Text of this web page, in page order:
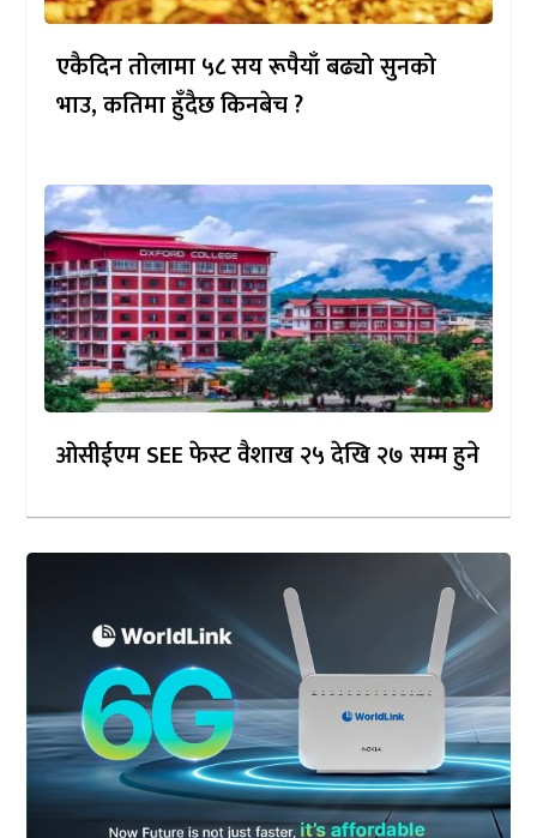
एकैदिन तोलामा ५८ सय रूपैयाँ बढ्यो सुनको
भाउ, कतिमा हुँदैछ किनबेच ?
ओसीईएम SEE फेस्ट वैशाख २५ देखि २७ सम्म हुने